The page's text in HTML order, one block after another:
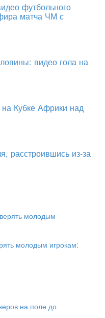
футбольного
матча ЧМ с
видео гола на
на Кубке Африки над
расстроившись из-за
молодым игрокам: